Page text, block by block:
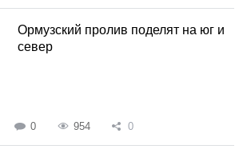
Ормузский пролив поделят на юг и
север
0 954 0